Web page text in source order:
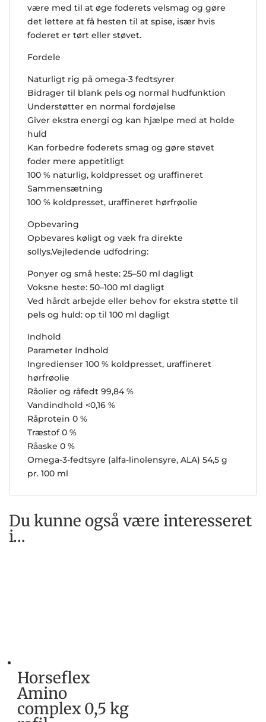
være med til at øge foderets velsmag og gøre
det lettere at få hesten til at spise, især hvis
foderet er tørt eller støvet.
Fordele
Naturligt rig på omega-3 fedtsyrer
Bidrager til blank pels og normal hudfunktion
Understøtter en normal fordøjelse
Giver ekstra energi og kan hjælpe med at holde
huld
Kan forbedre foderets smag og gøre støvet
foder mere appetitligt
100 % naturlig, koldpresset og uraffineret
Sammensætning
100 % koldpresset, uraffineret hørfrøolie
Opbevaring
Opbevares køligt og væk fra direkte
sollys.Vejledende udfodring:
Ponyer og små heste: 25–50 ml dagligt
Voksne heste: 50–100 ml dagligt
Ved hårdt arbejde eller behov for ekstra støtte til
pels og huld: op til 100 ml dagligt
Indhold
Parameter Indhold
Ingredienser 100 % koldpresset, uraffineret
hørfrøolie
Råolier og råfedt 99,84 %
Vandindhold <0,16 %
Råprotein 0 %
Træstof 0 %
Råaske 0 %
Omega-3-fedtsyre (alfa-linolensyre, ALA) 54,5 g
pr. 100 ml
Du kunne også være interesseret
i…
Horseflex
Amino
complex 0,5 kg